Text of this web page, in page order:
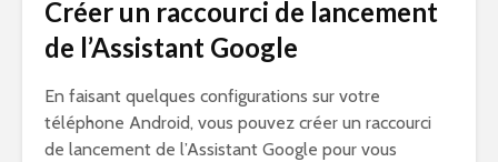
Créer un raccourci de lancement
de l’Assistant Google
En faisant quelques configurations sur votre
téléphone Android, vous pouvez créer un raccourci
de lancement de l’Assistant Google pour vous